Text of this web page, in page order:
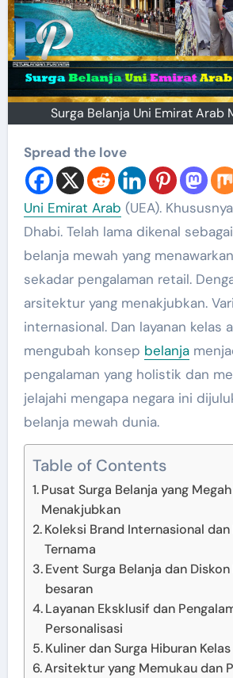
Surga Belanja Uni Emirat Arab
Spread the love
Uni Emirat Arab (UEA).
Dhabi. Telah lama dikenal
belanja mewah yang
sekadar pengalaman retail.
arsitektur yang menakjubkan.
internasional. Dan layanan kelas
mengubah konsep belanja
pengalaman yang holistik dan
jelajahi mengapa negara ini
belanja mewah dunia.
Table of Contents
Pusat Surga Belanja yang
Menakjubkan
Koleksi Brand Internasional dan
Ternama
Event Surga Belanja dan
besaran
Layanan Eksklusif dan
Personalisasi
Kuliner dan Surga Hiburan
Arsitektur yang Memukau dan